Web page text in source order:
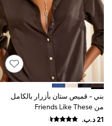
Shoes
Trousers
Shorts
Shirts
Polo Shirts
& Jumpers
Coats & Jackets
Underwear
Socks
Multipacks
Sport & Swimwear
Trainers & Pumps
Swimwear
بني - قميص ستان بأزرار بالكامل
من Friends Like These